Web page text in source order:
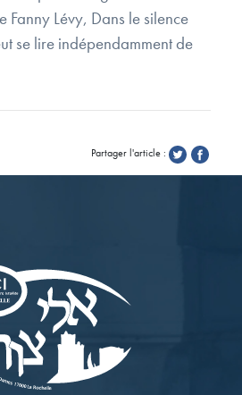
Fanny Lévy, Dans le silence
se lire indépendamment de
Partager l'article :